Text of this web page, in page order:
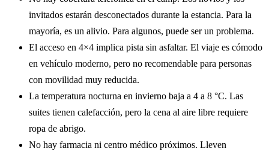
invitados estarán desconectados durante la estancia. Para la
mayoría, es un alivio. Para algunos, puede ser un problema.
El acceso en 4×4 implica pista sin asfaltar. El viaje es cómodo
en vehículo moderno, pero no recomendable para personas
con movilidad muy reducida.
La temperatura nocturna en invierno baja a 4 a 8 °C. Las
suites tienen calefacción, pero la cena al aire libre requiere
ropa de abrigo.
No hay farmacia ni centro médico próximos. Lleven